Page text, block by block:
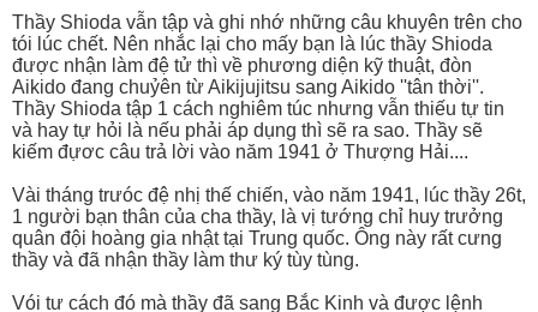
Thầy Shioda vẫn tập và ghi nhớ những câu khuyên trên cho
tói lúc chết. Nên nhắc lại cho mấy bạn là lúc thầy Shioda
được nhận làm đệ tử thì về phương diện kỹ thuật, đòn
Aikido đang chuỷên từ Aikijujitsu sang Aikido ''tân thời''.
Thầy Shioda tập 1 cách nghiêm túc nhưng vẫn thiếu tự tin
và hay tự hỏi là nếu phải áp dụng thì sẽ ra sao. Thầy sẽ
kiếm đựơc câu trả lời vào năm 1941 ở Thượng Hải....
Vài tháng trưóc đệ nhị thế chiến, vào năm 1941, lúc thầy 26t,
1 người bạn thân của cha thầy, là vị tướng chỉ huy trưởng
quân đội hoàng gia nhật tại Trung quốc. Ông này rất cưng
thầy và đã nhận thầy làm thư ký tùy tùng.
Vói tư cách đó mà thầy đã sang Bắc Kinh và được lệnh